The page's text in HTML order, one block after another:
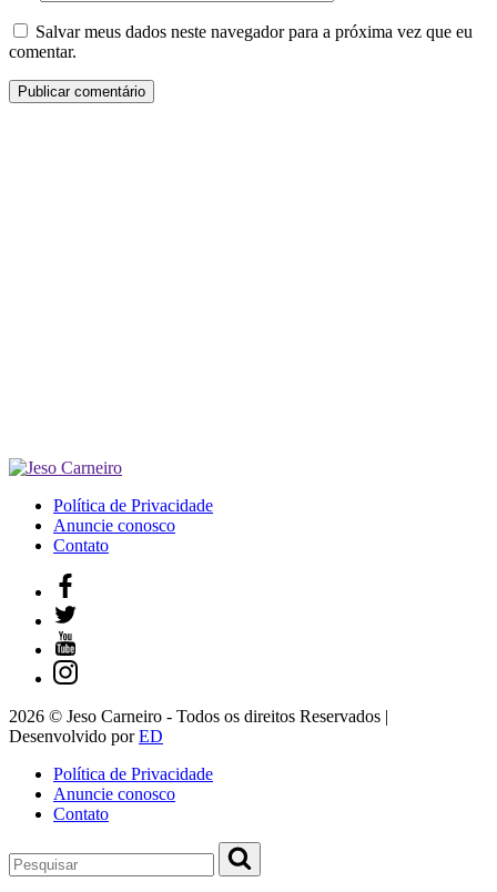
Salvar meus dados neste navegador para a próxima vez que eu
comentar.
Política de Privacidade
Anuncie conosco
Contato
2026 © Jeso Carneiro - Todos os direitos Reservados |
Desenvolvido porED
Política de Privacidade
Anuncie conosco
Contato